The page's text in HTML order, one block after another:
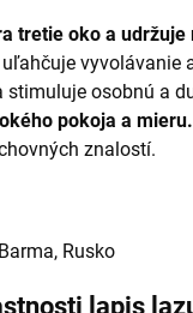
tretie oko a
vyvolávanie
stimuluje osobnú a
pokoja a mieru.
znalostí.
Rusko
lapis